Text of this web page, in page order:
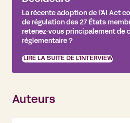
La récente adoption de l’AI Act
de régulation des 27 États
retenez-vous principalement de
réglementaire ?
LIRE LA SUITE DE L’INTERVIEW
Auteurs